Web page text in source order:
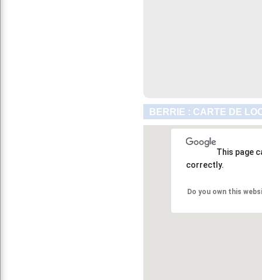
BERRIE : CARTE DE
This page
correctly.
Do you own this